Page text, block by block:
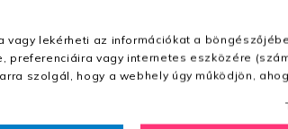
e-mailben / sms-ben történő megerősítésétől
lekérheti az információkat a
preferenciáira vagy internetes eszközére
szolgál, hogy a webhely úgy működjön,